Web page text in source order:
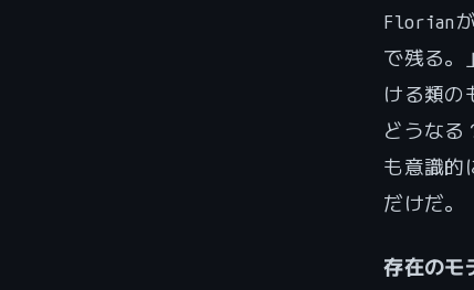
Florianが
で残る。
ける類の
どうなる
も意識的
だけだ。
存在のモ